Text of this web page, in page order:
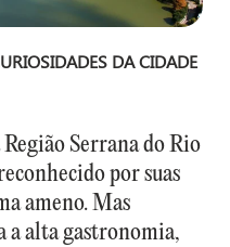
DA CIDADE
Serrana do Rio
por suas
ameno. Mas
a alta gastronomia,